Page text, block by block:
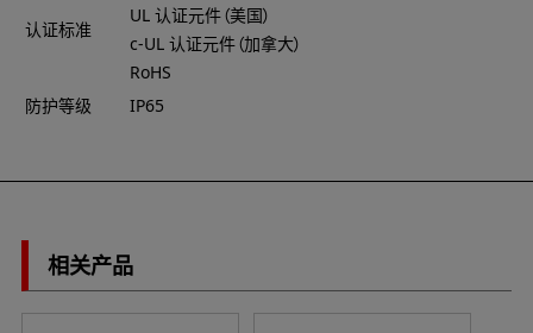
认证标准
UL 认证元件（美国）
c-UL 认证元件（加拿大）
RoHS
防护等级
IP65
相关产品